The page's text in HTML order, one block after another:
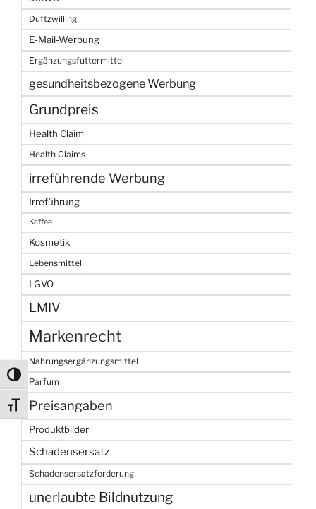
Umschalten auf hohe Kontraste
Schrift vergrößern
Duftzwilling
E-Mail-Werbung
Ergänzungsfuttermittel
gesundheitsbezogene Werbung
Grundpreis
Health Claim
Health Claims
irreführende Werbung
Irreführung
Kaffee
Kosmetik
Lebensmittel
LGVO
LMIV
Markenrecht
Nahrungsergänzungsmittel
Parfum
Preisangaben
Produktbilder
Schadensersatz
Schadensersatzforderung
unerlaubte Bildnutzung